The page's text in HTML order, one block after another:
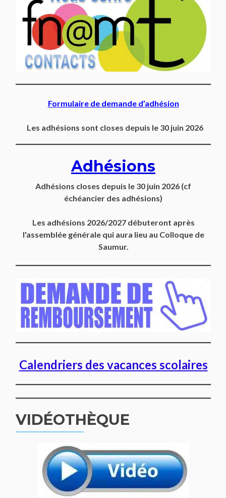
Formulaire de demande d’adhésion
Les adhésions sont closes depuis le 30 juin 2026
Adhésions
Adhésions closes depuis le 30 juin 2026 (cf
échéancier des adhésions)
Les adhésions 2026/2027 débuteront après
l'assemblée générale qui aura lieu au Colloque de
Saumur.
Calendriers des vacances scolaires
VIDÉOTHÈQUE